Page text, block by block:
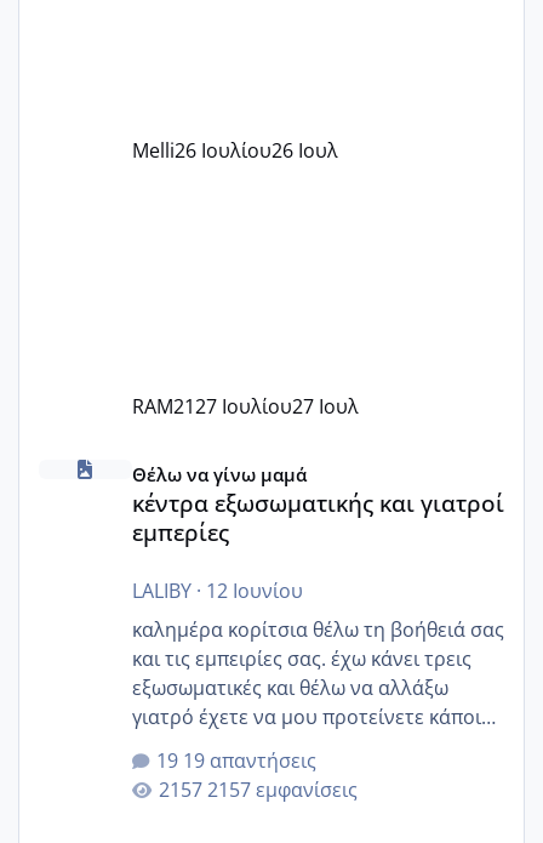
Εγώ πήγα σε έναν ιδιωτικό παιδικό στ
Melli26 Ιουλίου26 Ιουλ
RAM2127 Ιουλίου27 Ιουλ
κέντρα εξωσωματικής και γιατροί εμπερίες
Θέλω να γίνω μαμά
κέντρα εξωσωματικής και γιατροί
εμπερίες
LALIBY· 12 Ιουνίου
καλημέρα κορίτσια θέλω τη βοήθειά σας
και τις εμπειρίες σας. έχω κάνει τρεις
εξωσωματικές και θέλω να αλλάξω
γιατρό έχετε να μου προτείνετε κάποιον
που μείνατε ευχαριστημένες και είχατε
επιιτυχία? έκανα στο υγεία με τον
ζερβομανωλάκη (δεν το εψαξε καθόλου
19 απαντήσεις
2157 εμφανίσεις